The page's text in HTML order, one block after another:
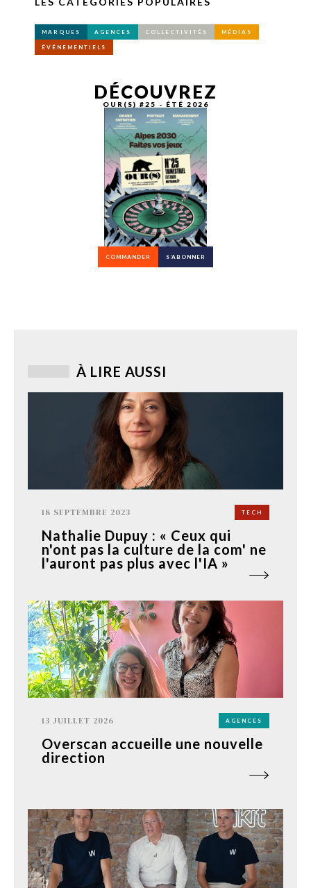
MARQUES AGENCES COLLECTIVITÉS MÉDIAS
ÉVÉNEMENTIELS
DÉCOUVREZ
OUR(S) #25 - ÉTÉ 2026
COMMANDER S’ABONNER
À LIRE AUSSI
18 SEPTEMBRE 2023 TECH
Nathalie Dupuy : « Ceux qui
n'ont pas la culture de la com' ne
l'auront pas plus avec l'IA »
13 JUILLET 2026 AGENCES
Overscan accueille une nouvelle
direction